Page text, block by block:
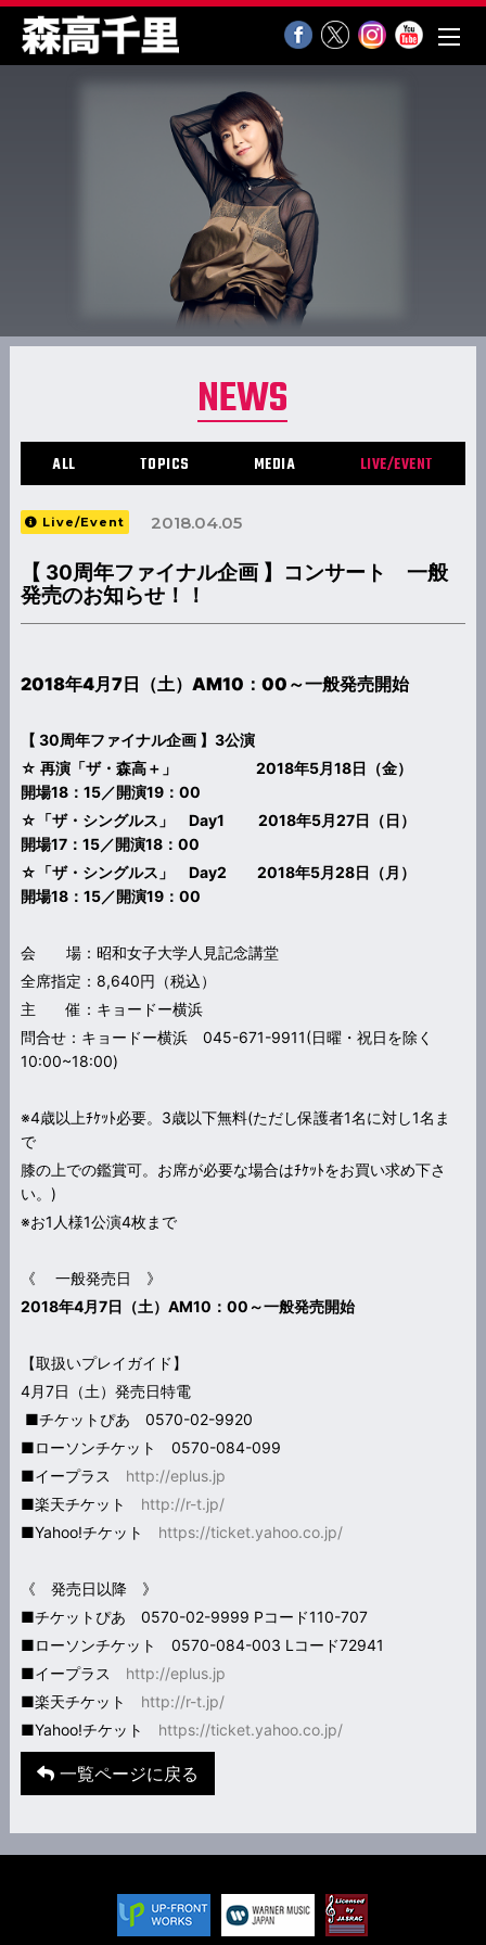
NEWS
ALL TOPICS MEDIA LIVE/EVENT
Live/Event 2018.04.05
【 30周年ファイナル企画 】コンサート 一般
発売のお知らせ！！
2018年4月7日（土）AM10：00～一般発売開始
【 30周年ファイナル企画 】3公演
☆ 再演「ザ・森高＋」 2018年5月18日（金）
開場18：15／開演19：00
☆「ザ・シングルス」 Day1 2018年5月27日（日）
開場17：15／開演18：00
☆「ザ・シングルス」 Day2 2018年5月28日（月）
開場18：15／開演19：00
会 場：昭和女子大学人見記念講堂
全席指定：8,640円（税込）
主 催：キョードー横浜
問合せ：キョードー横浜 045-671-9911(日曜・祝日を除く
10:00~18:00)
※4歳以上ﾁｹｯﾄ必要。3歳以下無料(ただし保護者1名に対し1名ま
で
膝の上での鑑賞可。お席が必要な場合はﾁｹｯﾄをお買い求め下さ
い。)
※お1人様1公演4枚まで
《 一般発売日 》
2018年4月7日（土）AM10：00～一般発売開始
【取扱いプレイガイド】
4月7日（土）発売日特電
■チケットぴあ 0570-02-9920
■ローソンチケット 0570-084-099
■イープラス http://eplus.jp
■楽天チケット http://r-t.jp/
■Yahoo!チケット https://ticket.yahoo.co.jp/
《 発売日以降 》
■チケットぴあ 0570-02-9999 Pコード110-707
■ローソンチケット 0570-084-003 Lコード72941
■イープラス http://eplus.jp
■楽天チケット http://r-t.jp/
■Yahoo!チケット https://ticket.yahoo.co.jp/
一覧ページに戻る